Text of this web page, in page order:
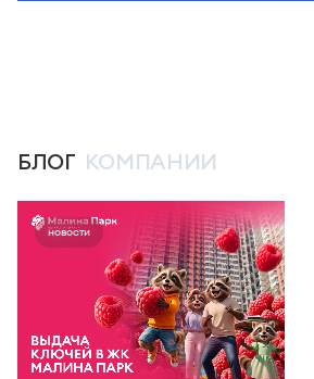
БЛОГ КОМПАНИИ
новости